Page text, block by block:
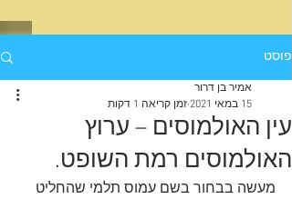
פוסט
עין האולמוסים – ערוץ
האולמוסים רמת השופט.
אמיר בן דרור
15 במאי 2021
זמן קריאה 1 דקות
מעשה בבחור בשם עמוס תלמי שהחליט